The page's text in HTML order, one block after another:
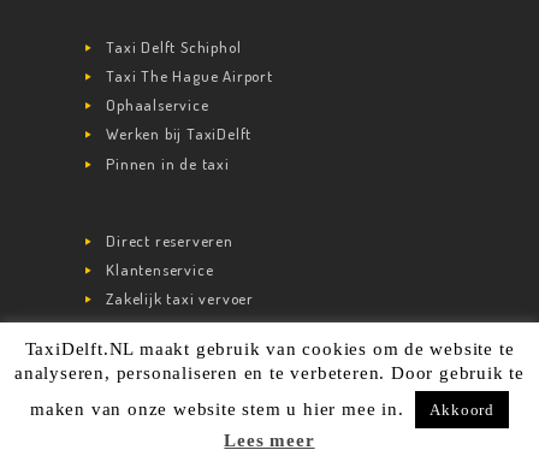
Taxi Delft Schiphol
Taxi The Hague Airport
Ophaalservice
Werken bij TaxiDelft
Pinnen in de taxi
Direct reserveren
Klantenservice
Zakelijk taxi vervoer
© 2020 TaxiDelft.nl kvk: 65267761. Alle rechten
TaxiDelft.NL maakt gebruik van cookies om de website te
analyseren, personaliseren en te verbeteren. Door gebruik te
maken van onze website stem u hier mee in.
Akkoord
Lees meer